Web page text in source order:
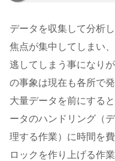
データを収集して分析
焦点が集中してしまい
逃してしまう事になり
の事象は現在も各所で発
大量データを前にする
ータのハンドリング（
理する作業）に時間を
ロックを作り上げる作